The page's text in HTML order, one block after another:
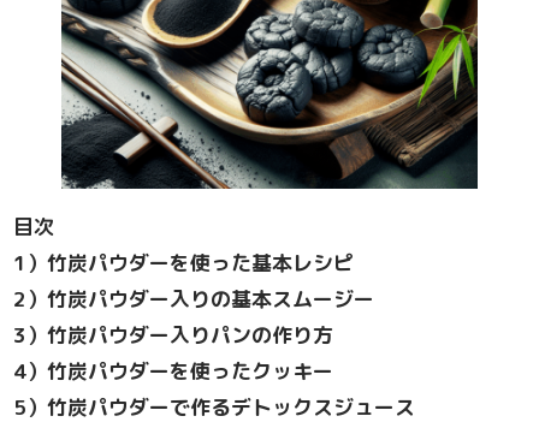
目次
1 ）竹炭パウダーを使った基本レシピ
2）竹炭パウダー入りの基本スムージー
3）竹炭パウダー入りパンの作り方
4）竹炭パウダーを使ったクッキー
5）竹炭パウダーで作るデトックスジュース